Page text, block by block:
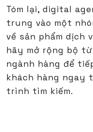
Tóm lại, digital
trung vào một
về sản phẩm dịch
hãy mở rộng bộ
ngành hàng để
khách hàng ngay
trình tìm kiếm.